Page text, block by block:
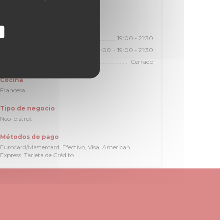
Horario de apertura
Lunes
19:00 - 21:30
12:00 - 14:00 • 19:00 - 21:30
Cerrado
Cocina
Francesa
Tipo de negocio
Neo-bistrot
Métodos de pago
Eurocard/Mastercard, Efectivo, Visa, American
Express, Tarjeta de Crédito